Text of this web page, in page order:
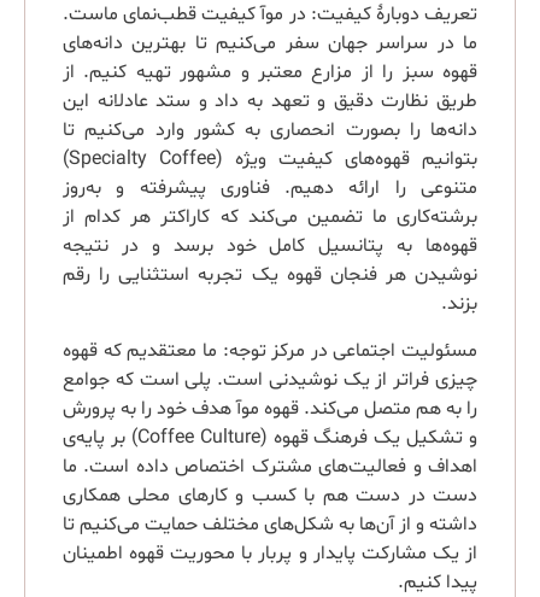
تعریف دوبارهٔ کیفیت: در موآ کیفیت قطب‌نمای ماست.
ما در سراسر جهان سفر می‌کنیم تا بهترین دانه‌های
قهوه سبز را از مزارع معتبر و مشهور تهیه کنیم. از
طریق نظارت دقیق و تعهد به داد و ستد عادلانه این
دانه‌ها را بصورت انحصاری به کشور وارد می‌کنیم تا
بتوانیم قهوه‌های کیفیت ویژه‌ (Specialty Coffee)
متنوعی را ارائه دهیم. فناوری پیشرفته و به‌روز
برشته‌کاری ‌ما تضمین می‌کند که کاراکتر هر کدام از
قهوه‌ها به پتانسیل کامل خود برسد و در نتیجه
نوشیدن هر فنجان قهوه یک تجربه استثنایی را رقم
بزند.
مسئولیت اجتماعی در مرکز توجه: ما معتقدیم که قهوه
چیزی فراتر از یک نوشیدنی است. پلی است که جوامع
را به هم متصل می‌کند. قهوه موآ هدف خود را به پرورش
و تشکیل یک فرهنگ قهوه (Coffee Culture) بر پایه‌ی
اهداف و فعالیت‌های مشترک اختصاص داده است. ما
دست در دست هم با کسب و کارهای محلی همکاری
داشته و از آن‌ها به شکل‌های مختلف حمایت می‌کنیم تا
از یک مشارکت پایدار و پربار با محوریت قهوه اطمینان
پیدا کنیم.